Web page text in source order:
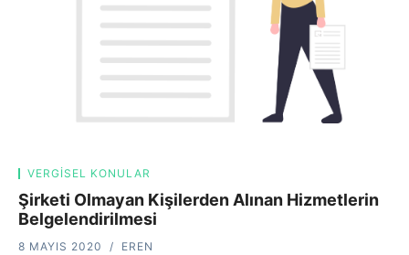
VERGISEL KONULAR
Şirketi Olmayan Kişilerden Alınan Hizmetlerin
Belgelendirilmesi
8 MAYIS 2020 EREN